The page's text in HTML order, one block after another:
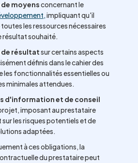
moyensconcernant le
impliquant qu'il
les ressources nécessaires
résultat souhaité.
résultatsur certains aspects
définis dans le cahier des
les fonctionnalités essentielles ou
minimales attendues.
d'information et de conseil
imposant au prestataire
les risques potentiels et de
adaptées.
à ces obligations, la
du prestataire peut